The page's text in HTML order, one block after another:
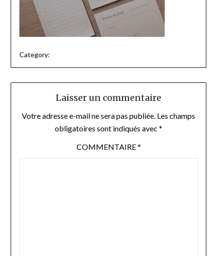
Category:
Laisser un commentaire
Votre adresse e-mail ne sera pas publiée. Les champs
obligatoires sont indiqués avec *
COMMENTAIRE*